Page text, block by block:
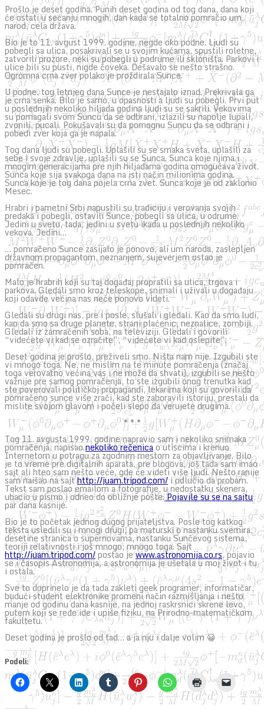
Prošlo je deset godina. Punih deset godina od tog dana, dana koji
će ostati u sećanju mnogih, dan kada se totalno pomračio um,
narod, cela država.
Bio je to 11. avgust 1999. godine, negde oko podne. Ljudi su
pobegli sa ulica, posakrivali se u svojim kućama, spustili roletne,
zatvorili prozore, neki su pobegli u podrume ili skloništa. Parkovi i
ulice bili su pusti, nigde čoveka. Dešavalo se nešto strašno.
Ogromna crna zver polako je proždirala Sunce.
U podne, tog letnjeg dana Sunce je nestajalo iznad. Prekrivala ga
je crna senka. Bilo je samo, u opasnosti a ljudi su pobegli. Prvi put
u poslednjih nekoliko hiljada godina ljudi su se sakrili. Vekovima
su pomagali svom Suncu da se odbrani, izlazili su napolje lupali,
zvonili, pucali. Pokušavali su da pomognu Suncu da se odbrani i
pobedi zver koja ga je napala.
Tog dana ljudi su pobegli. Uplašili su se smaka sveta, uplašili za
sebe i svoje zdravlje, uplašili su se Sunca. Sunca koje njima i
mnogim generacijama pre njih hiljadama godina omogućava život.
Sunca koje sija svakoga dana na isti način milionima godina.
Sunca koje je tog dana pojela crna zvet. Sunca koje je od zaklonio
Mesec.
Hrabri i pametni Srbi napustili su tradiciju i verovanja svojih
predaka i pobegli, ostavili Sunce, pobegli sa ulica, u odrume.
Jedini u svetu, tada, jedini u svetu ikada u poslednjih nekoliko
vekova. Jedini…
… pomračeno Sunce zasijalo je ponovo, ali um naroda, zaslepljen
državnom propagantom, neznanjem, sujeverjem ostao je
pomračen.
Malo je hrabrih koji su taj događaj propratili sa ulica, trgova i
parkova. Gledali smo kroz teleskope, snimali i uživali u događaju
koji odavde većina nas neće ponovo videti.
Gledali su drugi nas, pre i posle, slušali i gledali. Kao da smo ludi,
kao da smo sa druge planete, strani plaćenic, neznalice, zombiji.
Gledali iz zamračenih soba, na televiziji. Gledali i govorili
“videćete vi kad se ozračite”, “videćete vi kad oslepite”.
Deset godina je prošlo, preživeli smo. Ništa nam nije. Izgubili ste
vi mnogo toga. Ne, ne mislim na te minute pomračenja (značaj
toga verovatno većina vas i ne može da shvati), izgubili se nešto
važnije pre samog pomračenja, to ste izgubili onog trenutka kad
ste poverovali političkoj propagandi, lekarima koji su govorili da
pomračeno sunce više zrači, kad ste zaboravili istoriju, prestali da
mislite svojom glavom i počeli slepo da verujete drugima.
* * *
Tog 11. avgusta 1999. godine napravio sam i nekoliko snimaka
pomračenja, napisaonekoliko rečenicao utiscima i krenuo
Internetom u potragu za zgodnim mestom za objavljivanje. Bilo
je to vreme pre digitalnih aparata, pre blogova, još tada sam imao
sajt ali hteo sam nešto veće, gde će videti više ljudi. Nešto ranije
sam naišao na sajthttp://juam.tripod.com/ i odlučio da probam.
Tekst sam poslao emailom a fotografije, u nedostatku skenera,
ubacio u pismo i odneo do obližnje pošte.Pojavile su se na sajtu
par dana kasnije.
Bio je to početak jednog dugog prijateljstva. Posle tog katkog
teksta usledili su i mnogi drugi, pa maturski o nastanku svemira,
desetine stranica o supernovama, nastanku Sunčevog sistema,
teoriji relativnosti i još mnogo, mnogo toga. Sajt
http://juam.tripod.com/postao jewww.astronomija.co.rs, pojavio
se i časopis Astronomija, a astronomija je ušetala u moj život i tu
i ostala.
Sve to doprinelo je da tada zakleti geek programer, informatičar,
budući student elektronike promeni način razmišljanja i nešto
manje od godinu dana kasnije, na jednoj raskrsnici skrene levo,
putem koji se ređe ide i upiše fiziku, na Prirodno-matematičkom
fakultetu.
Deset godina je prošlo od tad… a ja nju i dalje volim 😀
Podeli: